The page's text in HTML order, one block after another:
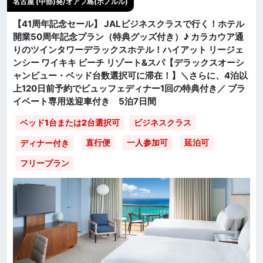
【41周年記念セール】 JALビジネスクラスで行く！ホテル
開業50周年記念プラン（特典グッズ付き）♪ カラカウア通
りのツインタワーデラックスホテル！ハイアット リージェ
ンシー ワイキキ ビーチ リゾート&スパ【デラックスオーシ
ャンビュー・ベッド台数選択可に滞在！】＼さらに、4泊以
上120日前予約でビュッフェディナー1回の特典付き／ プラ
イベート専用送迎車付き 5泊7日間
ベッド1台または2台選択可 ビジネスクラス
ディナー付き 直行便 一人参加可 延泊可
フリープラン